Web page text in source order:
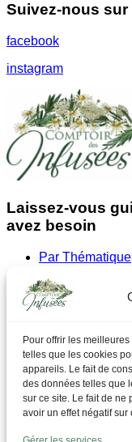
Pour offrir les
telles que les cookies
appareils. Le fait de
des données telles que
sur ce site. Le fait de ne
avoir un effet négatif
Suivez-nous sur
facebook
instagram
Laissez-vous
avez besoin
Par Thématique
Digestion
Drainage
Femmes |
Foie |
Immunité